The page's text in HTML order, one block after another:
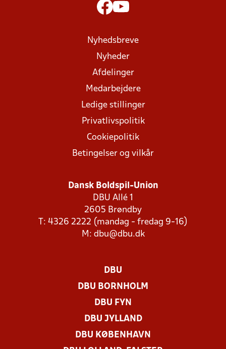
Nyhedsbreve
Nyheder
Afdelinger
Medarbejdere
Ledige stillinger
Privatlivspolitik
Cookiepolitik
Betingelser og vilkår
Dansk Boldspil-Union
DBU Allé 1
2605 Brøndby
T: 4326 2222 (mandag - fredag 9-16)
M: dbu@dbu.dk
DBU
DBU BORNHOLM
DBU FYN
DBU JYLLAND
DBU KØBENHAVN